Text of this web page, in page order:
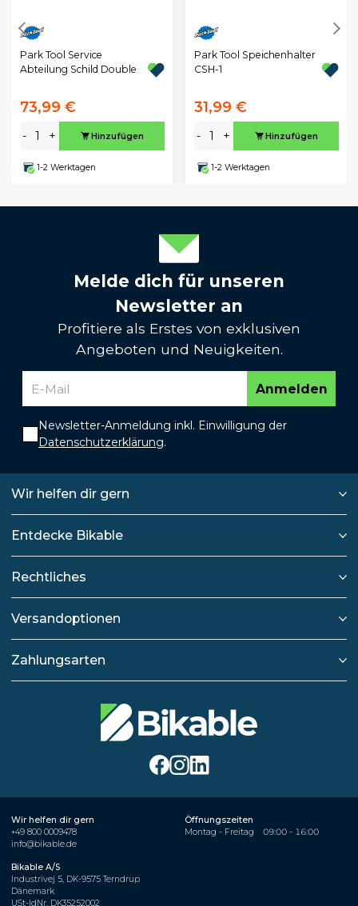
Park Tool Service
Abteilung Schild Double
73,99 €
- + Hinzufügen
1-2 Werktagen
Park Tool Speichenhalter
CSH-1
31,99 €
- + Hinzufügen
1-2 Werktagen
Melde dich für unseren
Newsletter an
Profitiere als Erstes von exklusiven
Angeboten und Neuigkeiten.
Anmelden
Newsletter-Anmeldung inkl. Einwilligung der
Datenschutzerklärung.
Wir helfen dir gern
Entdecke Bikable
Rechtliches
Versandoptionen
Zahlungsarten
Wir helfen dir gern
+49 800 0009478
info@bikable.de
Öffnungszeiten
Montag - Freitag
09:00 - 16:00
Bikable A/S
Industrivej 5, DK-9575 Terndrup
Dänemark
USt-IdNr. DK35252002